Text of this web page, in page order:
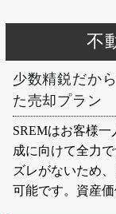
不
少数精鋭だか
た売却プラン
SREMはお客様
成に向けて全力
ズレがないため
可能です。資産